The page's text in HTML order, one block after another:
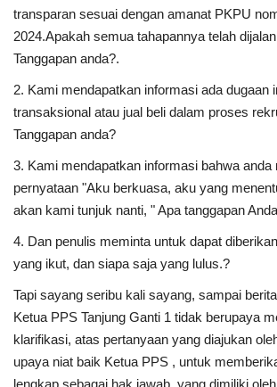
transparan sesuai dengan amanat PKPU
2024.Apakah semua tahapannya telah
Tanggapan anda?.
2. Kami mendapatkan informasi ada dugaan
transaksional atau jual beli dalam proses
Tanggapan anda?
3. Kami mendapatkan informasi bahwa anda
pernyataan "Aku berkuasa, aku yang
akan kami tunjuk nanti, " Apa tanggapan
4. Dan penulis meminta untuk dapat
yang ikut, dan siapa saja yang lulus.?
Tapi sayang seribu kali sayang, sampai
Ketua PPS Tanjung Ganti 1 tidak berupaya
klarifikasi, atas pertanyaan yang diajukan
upaya niat baik Ketua PPS , untuk
lengkap sebagai hak jawab, yang dimiliki